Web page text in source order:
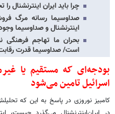
چرا باید ایران اینترنشنال
اینترنشنال و صداوسیما
بحران ما تهاجم فرهنگی
است/ صداوسیما قدرت
بودجه‌ای که مستقیم یا
اسرائیل تامین می‌شود
کامبیز نوروزی در پاسخ به این که